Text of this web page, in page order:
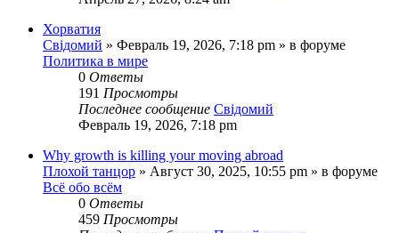
Хорватия
Свідомий » Февраль 19, 2026, 7:18 pm » в форуме
Политика в мире
0 Ответы
191 Просмотры
Последнее сообщение Свідомий
Февраль 19, 2026, 7:18 pm
Why growth is killing your moving abroad
Плохой танцор » Август 30, 2025, 10:55 pm » в форуме
Всё обо всём
0 Ответы
459 Просмотры